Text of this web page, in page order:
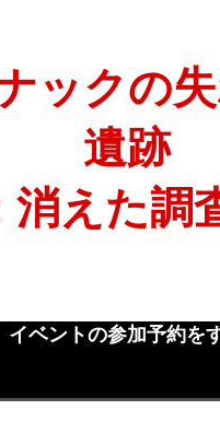
ックの
遺跡
消えた調
イベントの参加予約を